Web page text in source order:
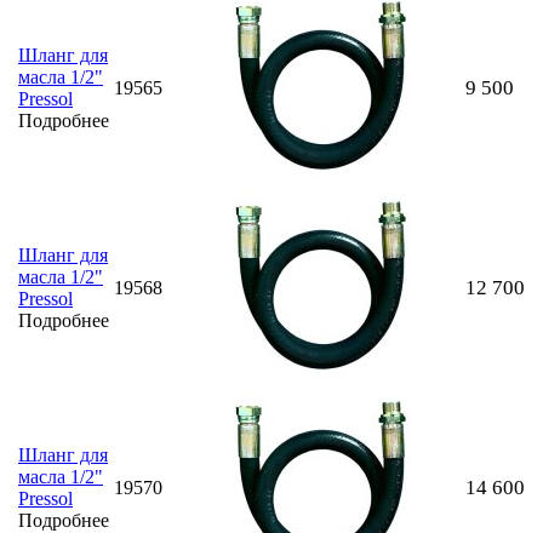
Шланг для
масла 1/2"
Pressol
Подробнее
19565 9 500
Шланг для
масла 1/2"
Pressol
Подробнее
19568 12 700
Шланг для
масла 1/2"
Pressol
Подробнее
19570 14 600